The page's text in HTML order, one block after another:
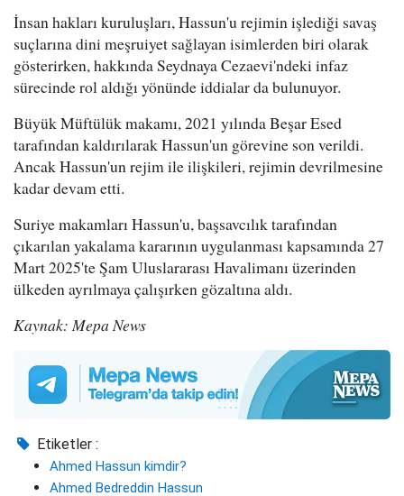
İnsan hakları kuruluşları, Hassun'u rejimin işlediği savaş
suçlarına dini meşruiyet sağlayan isimlerden biri olarak
gösterirken, hakkında Seydnaya Cezaevi'ndeki infaz
sürecinde rol aldığı yönünde iddialar da bulunuyor.
Büyük Müftülük makamı, 2021 yılında Beşar Esed
tarafından kaldırılarak Hassun'un görevine son verildi.
Ancak Hassun'un rejim ile ilişkileri, rejimin devrilmesine
kadar devam etti.
Suriye makamları Hassun'u, başsavcılık tarafından
çıkarılan yakalama kararının uygulanması kapsamında 27
Mart 2025'te Şam Uluslararası Havalimanı üzerinden
ülkeden ayrılmaya çalışırken gözaltına aldı.
Kaynak: Mepa News
Etiketler :
Ahmed Hassun kimdir?
Ahmed Bedreddin Hassun